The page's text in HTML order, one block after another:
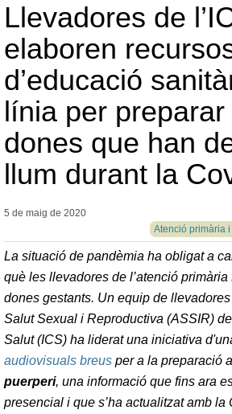
Llevadores de
elaboren
d’educació
línia per preparar
dones que han
llum durant la
5 de maig de 2020
Atenció primària
La situació de pandèmia ha obligat a
què les llevadores de l’atenció
dones gestants. Un equip de
Salut Sexual i Reproductiva (ASSIR)
Salut (ICS) ha liderat una iniciativa
audiovisuals breus per a la preparació
puerperi, una informació que fins ara
presencial i que s’ha actualitzat amb la